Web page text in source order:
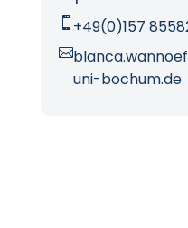
 +49(0)157

uni-bochum.de